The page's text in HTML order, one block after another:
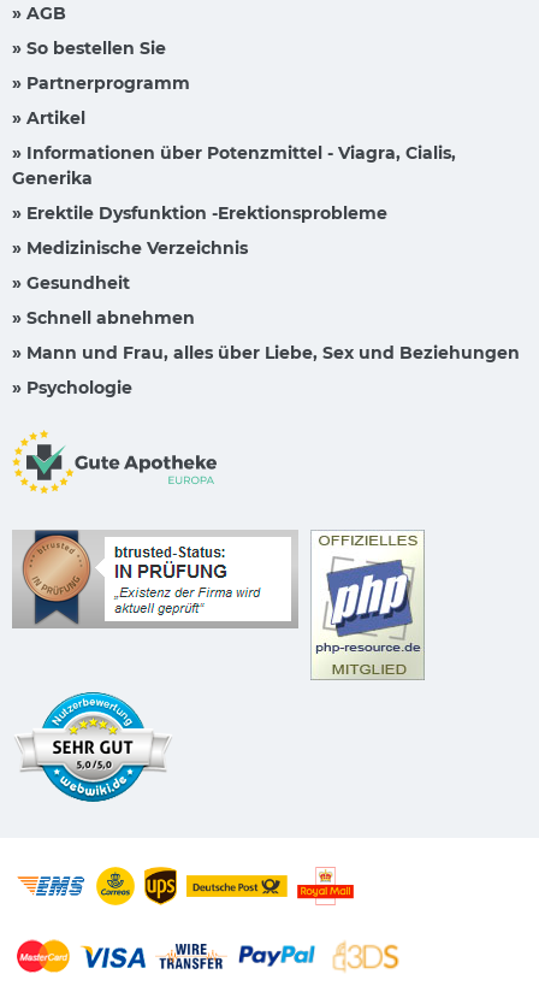
» AGB
» So bestellen Sie
» Partnerprogramm
» Artikel
» Informationen über Potenzmittel - Viagra, Cialis,
Generika
» Erektile Dysfunktion -Erektionsprobleme
» Medizinische Verzeichnis
» Gesundheit
» Schnell abnehmen
» Mann und Frau, alles über Liebe, Sex und Beziehungen
» Psychologie